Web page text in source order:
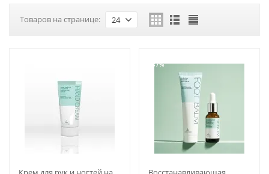
Товаров на странице: 24
-37%